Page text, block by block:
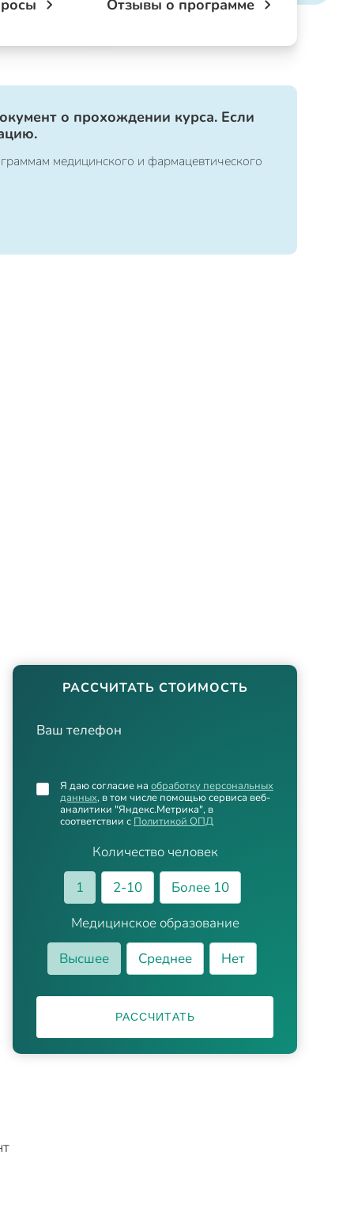
Отзывы о программе
о прохождении курса. Если
медицинского и фармацевтического
РАССЧИТАТЬ СТОИМОСТЬ
Ваш телефон
Количество человек
1
2-10
Более 10
Медицинское образование
Высшее
Среднее Нет
Я даю согласие на обработку персональных
данных, в том числе помощью сервиса веб-
аналитики "Яндекс.Метрика", в
соответствии с Политикой ОПД
РАССЧИТАТЬ